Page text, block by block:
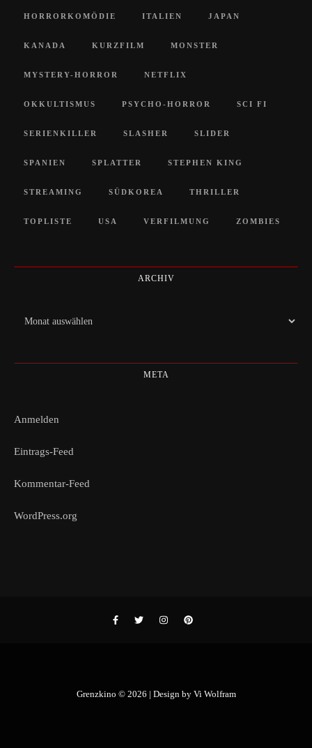
HORRORKOMÖDIE ITALIEN JAPAN
KANADA KURZFILM MONSTER
MYSTERY-HORROR NETFLIX
OKKULTISMUS PSYCHO-HORROR SCI FI
SERIENKILLER SLASHER SLIDER
SPANIEN SPLATTER STEPHEN KING
STREAMING SÜDKOREA THRILLER
TOPLISTE USA VERFILMUNG ZOMBIES
ARCHIV
Archiv
META
Anmelden
Eintrags-Feed
Kommentar-Feed
WordPress.org
Grenzkino © 2026 | Design by Vi Wolfram